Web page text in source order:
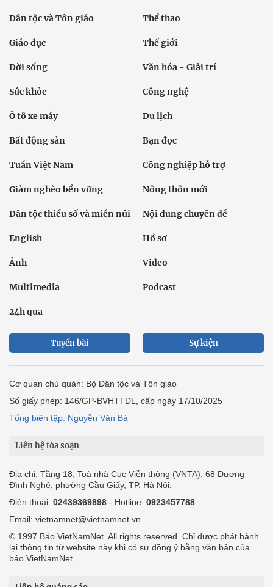
Dân tộc và Tôn giáo Thể thao
Giáo dục Thế giới
Đời sống Văn hóa - Giải trí
Sức khỏe Công nghệ
Ô tô xe máy Du lịch
Bất động sản Bạn đọc
Tuần Việt Nam Công nghiệp hỗ trợ
Giảm nghèo bền vững Nông thôn mới
Dân tộc thiểu số và miền núi Nội dung chuyên đề
English Hồ sơ
Ảnh Video
Multimedia Podcast
24h qua
Tuyến bài Sự kiện
Cơ quan chủ quản: Bộ Dân tộc và Tôn giáo
Số giấy phép: 146/GP-BVHTTDL, cấp ngày 17/10/2025
Tổng biên tập: Nguyễn Văn Bá
Liên hệ tòa soạn
Địa chỉ: Tầng 18, Toà nhà Cục Viễn thông (VNTA), 68 Dương
Đình Nghệ, phường Cầu Giấy, TP. Hà Nội.
Điện thoại: 02439369898 - Hotline: 0923457788
Email: vietnamnet@vietnamnet.vn
© 1997 Báo VietNamNet. All rights reserved. Chỉ được phát hành
lại thông tin từ website này khi có sự đồng ý bằng văn bản của
báo VietNamNet.